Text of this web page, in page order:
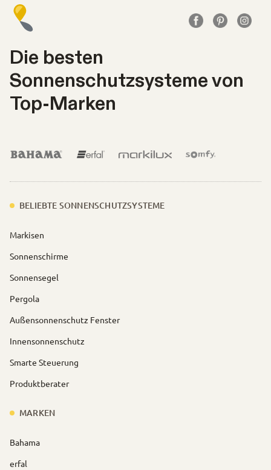
Die besten
Sonnenschutzsysteme von
Top-Marken
BELIEBTE SONNENSCHUTZSYSTEME
Markisen
Sonnenschirme
Sonnensegel
Pergola
Außensonnenschutz Fenster
Innensonnenschutz
Smarte Steuerung
Produktberater
MARKEN
Bahama
erfal